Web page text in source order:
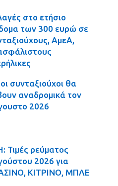
στο ετήσιο
των 300 ευρώ σε
ΑμεΑ,
συνταξιούχοι θα
αναδρομικά τον
2026
Τιμές ρεύματος
2026 για
ΚΙΤΡΙΝΟ, ΜΠΛΕ